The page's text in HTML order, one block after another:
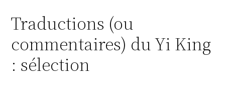
Traductions (ou
commentaires) du Yi King
: sélection